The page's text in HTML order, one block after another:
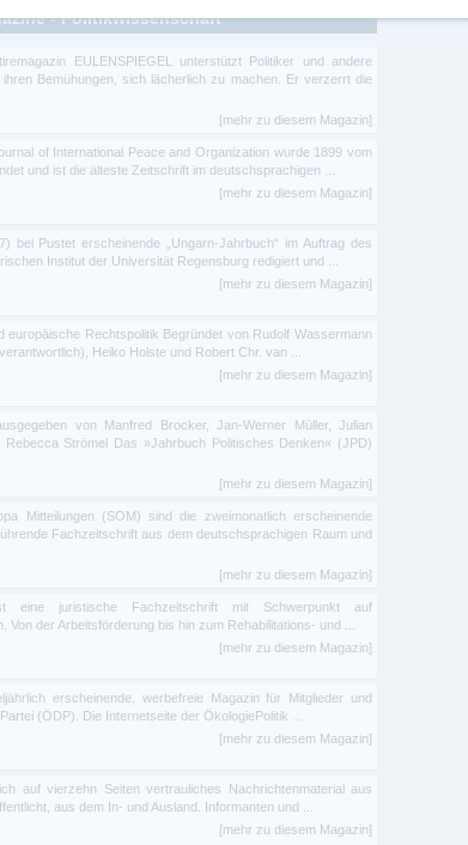
- Politikwissenschaft
EULENSPIEGEL unterstützt Politiker und andere
Bemühungen, sich lächerlich zu machen. Er verzerrt die
[mehr zu diesem Magazin]
of International Peace and Organization wurde 1899 vom
und ist die älteste Zeitschrift im deutschsprachigen ...
[mehr zu diesem Magazin]
bei Pustet erscheinende „Ungarn-Jahrbuch“ im Auftrag des
Institut der Universität Regensburg redigiert und ...
[mehr zu diesem Magazin]
europäische Rechtspolitik Begründet von Rudolf Wassermann
Heiko Holste und Robert Chr. van ...
[mehr zu diesem Magazin]
von Manfred Brocker, Jan-Werner Müller, Julian
Strömel Das »Jahrbuch Politisches Denken« (JPD)
[mehr zu diesem Magazin]
Mitteilungen (SOM) sind die zweimonatlich erscheinende
Fachzeitschrift aus dem deutschsprachigen Raum und
[mehr zu diesem Magazin]
eine juristische Fachzeitschrift mit Schwerpunkt auf
der Arbeitsförderung bis hin zum Rehabilitations- und ...
[mehr zu diesem Magazin]
erscheinende, werbefreie Magazin für Mitglieder und
(ÖDP). Die Internetseite der ÖkologiePolitik ...
[mehr zu diesem Magazin]
auf vierzehn Seiten vertrauliches Nachrichtenmaterial aus
aus dem In- und Ausland. Informanten und ...
[mehr zu diesem Magazin]